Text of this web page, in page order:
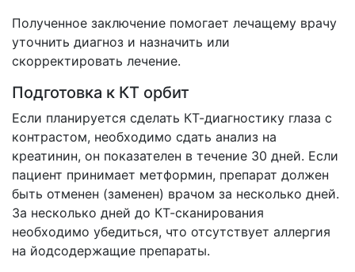
Полученное заключение помогает лечащему врачу
уточнить диагноз и назначить или
скорректировать лечение.
Подготовка к КТ орбит
Если планируется сделать КТ-диагностику глаза с
контрастом, необходимо сдать анализ на
креатинин, он показателен в течение 30 дней. Если
пациент принимает метформин, препарат должен
быть отменен (заменен) врачом за несколько дней.
За несколько дней до КТ-сканирования
необходимо убедиться, что отсутствует аллергия
на йодсодержащие препараты.